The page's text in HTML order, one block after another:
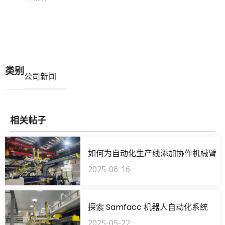
类别公司新闻
相关帖子
如何为自动化生产线添加协作机械臂
2025-06-16
探索 Samfacc 机器人自动化系统
2025-05-22